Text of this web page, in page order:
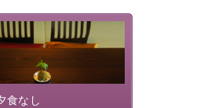
、心身を解きほぐす温泉、そして
滞在を楽しみに待つ日々が旅をよ
れます。
に癒しのひとときをお過ごしくだ
食なし
ご夕食を追加される
、二食付きのプランを
ださいませ。